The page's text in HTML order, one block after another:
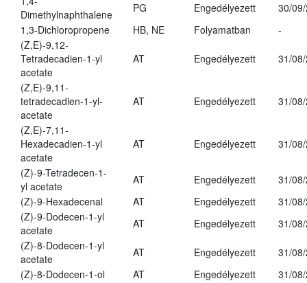
Dimethylnaphthalene
PG Engedélyezett
30/
1,3-Dichloropropene
HB, NE Folyamatban
-
(Z,E)-9,12-
Tetradecadien-1-yl
acetate
AT Engedélyezett 31/
(Z,E)-9,11-
tetradecadien-1-yl-
acetate
AT Engedélyezett 31/
(Z,E)-7,11-
Hexadecadien-1-yl
acetate
AT Engedélyezett 31/
(Z)-9-Tetradecen-1-
yl acetate
AT Engedélyezett
31/
(Z)-9-Hexadecenal
AT Engedélyezett
31/
(Z)-9-Dodecen-1-yl
acetate
AT Engedélyezett
31/
(Z)-8-Dodecen-1-yl
acetate
AT Engedélyezett
31/
(Z)-8-Dodecen-1-ol
AT Engedélyezett
31/